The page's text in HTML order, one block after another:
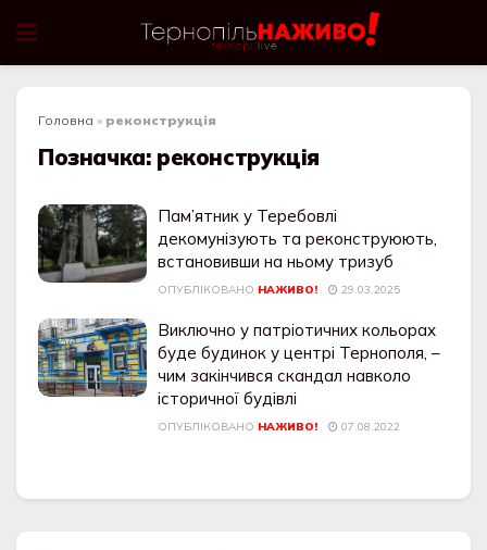
Головна » реконструкція
Позначка: реконструкція
Пам’ятник у Теребовлі
декомунізують та реконструюють,
встановивши на ньому тризуб
ОПУБЛІКОВАНО НАЖИВО! 29.03.2025
Виключно у патріотичних кольорах
буде будинок у центрі Тернополя, –
чим закінчився скандал навколо
історичної будівлі
ОПУБЛІКОВАНО НАЖИВО! 07.08.2022